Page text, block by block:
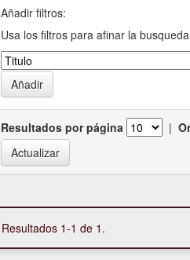
Añadir filtros:
Usa los filtros para afinar la
Resultados por página |
Resultados 1-1 de 1.